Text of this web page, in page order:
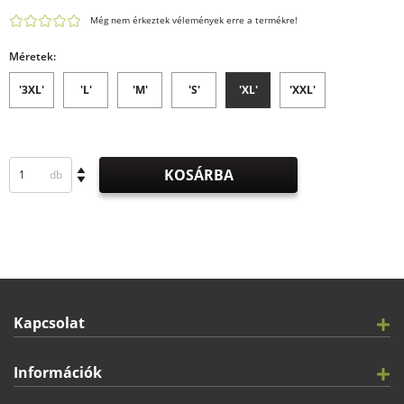
Még nem érkeztek vélemények erre a termékre!
Méretek:
'3XL' 'L' 'M' 'S' 'XL' 'XXL'
db KOSÁRBA
Kapcsolat
Információk